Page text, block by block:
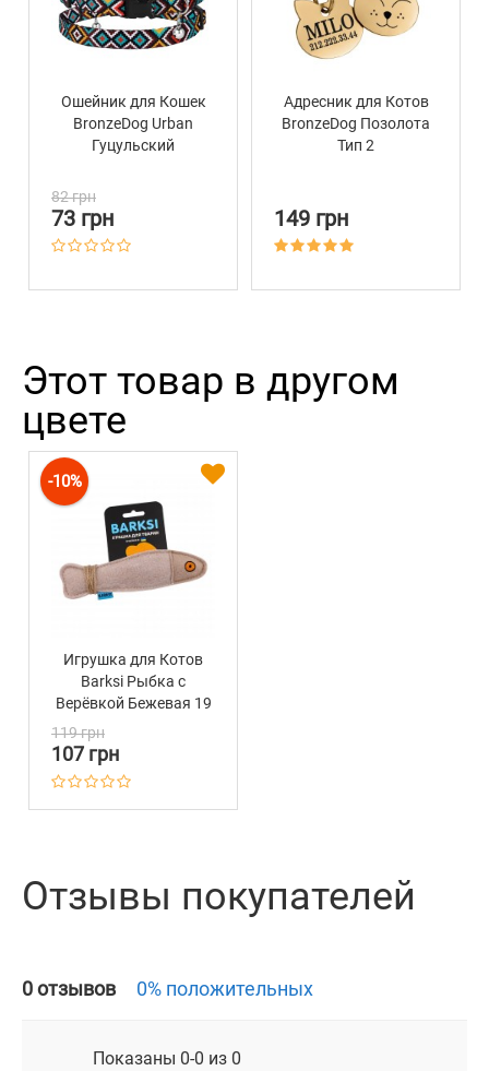
Ошейник для Кошек
BronzeDog Urban
Гуцульский
Пряжкой и
Колокольчиком
Ментол
82 грн
73 грн
Адресник для Котов
BronzeDog Позолота
Тип 2
149 грн
Этот товар в другом
цвете
-10%
Игрушка для Котов
Barksi Рыбка с
Верёвкой Бежевая 19
119 грн
107 грн
Отзывы покупателей
0 отзывов 0% положительных
Показаны 0-0 из 0